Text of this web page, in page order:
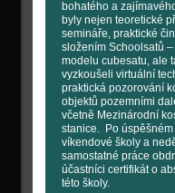
bohatého a
byly nejen teoretické
semináře, praktické
složením Schoolsatů
modelu cubesatu, ale
vyzkoušeli virtuální
praktická pozorování
objektů pozemními
včetně Mezinárodní
stanice. Po
víkendové školy a
samostatné práce
účastníci certifikát o
této školy.